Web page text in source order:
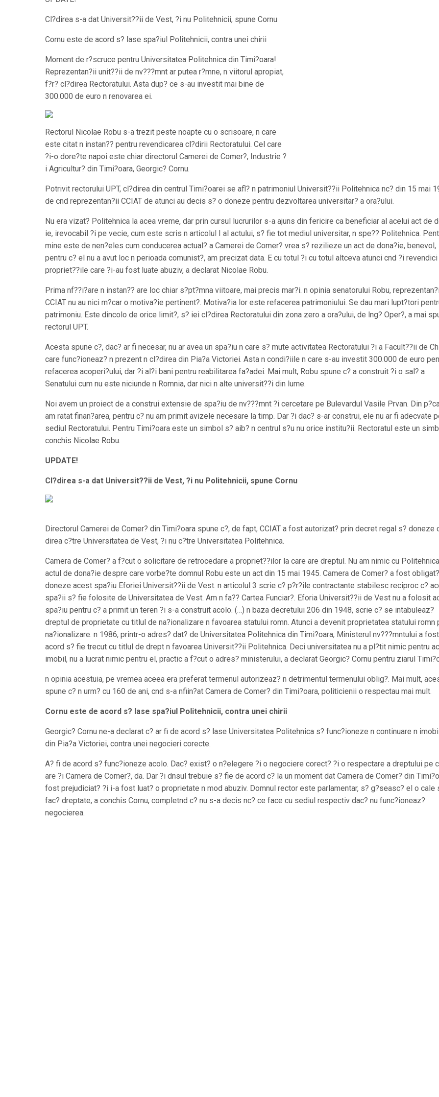
Cl?direa s-a dat Universit??ii de Vest, ?i nu Politehnicii, spune Cornu
Cornu este de acord s? lase spa?iul Politehnicii, contra unei chirii
Moment de r?scruce pentru Universitatea Politehnica din Timi?oara!
Reprezentan?ii unit??ii de nv???mnt ar putea r?mne, n viitorul apropiat,
f?r? cl?direa Rectoratului. Asta dup? ce s-au investit mai bine de
300.000 de euro n renovarea ei.
Rectorul Nicolae Robu s-a trezit peste noapte cu o scrisoare, n care
este citat n instan?? pentru revendicarea cl?dirii Rectoratului. Cel care
?i-o dore?te napoi este chiar directorul Camerei de Comer?, Industrie ?
i Agricultur? din Timi?oara, Georgic? Cornu.
Potrivit rectorului UPT, cl?direa din centrul Timi?oarei se afl? n patrimoniul Universit??ii Politehnica nc? din 15 mai
de cnd reprezentan?ii CCIAT de atunci au decis s? o doneze pentru dezvoltarea universitar? a ora?ului.
Nu era vizat? Politehnica la acea vreme, dar prin cursul lucrurilor s-a ajuns din fericire ca beneficiar al acelui act de
ie, irevocabil ?i pe vecie, cum este scris n articolul I al actului, s? fie tot mediul universitar, n spe?? Politehnica.
mine este de nen?eles cum conducerea actual? a Camerei de Comer? vrea s? rezilieze un act de dona?ie, benevol,
pentru c? el nu a avut loc n perioada comunist?, am precizat data. E cu totul ?i cu totul altceva atunci cnd ?i revendici
propriet??ile care ?i-au fost luate abuziv, a declarat Nicolae Robu.
Prima nf??i?are n instan?? are loc chiar s?pt?mna viitoare, mai precis mar?i. n opinia senatorului Robu,
CCIAT nu au nici m?car o motiva?ie pertinent?. Motiva?ia lor este refacerea patrimoniului. Se dau mari lupt?tori
patrimoniu. Este dincolo de orice limit?, s? iei cl?direa Rectoratului din zona zero a ora?ului, de lng? Oper?, a mai
rectorul UPT.
Acesta spune c?, dac? ar fi necesar, nu ar avea un spa?iu n care s? mute activitatea Rectoratului ?i a Facult??ii de
care func?ioneaz? n prezent n cl?direa din Pia?a Victoriei. Asta n condi?iile n care s-au investit 300.000 de euro
refacerea acoperi?ului, dar ?i al?i bani pentru reabilitarea fa?adei. Mai mult, Robu spune c? a construit ?i o sal? a
Senatului cum nu este niciunde n Romnia, dar nici n alte universit??i din lume.
Noi avem un proiect de a construi extensie de spa?iu de nv???mnt ?i cercetare pe Bulevardul Vasile Prvan. Din
am ratat finan?area, pentru c? nu am primit avizele necesare la timp. Dar ?i dac? s-ar construi, ele nu ar fi adecvate
sediul Rectoratului. Pentru Timi?oara este un simbol s? aib? n centrul s?u nu orice institu?ii. Rectoratul este un
conchis Nicolae Robu.
UPDATE!
Cl?direa s-a dat Universit??ii de Vest, ?i nu Politehnicii, spune Cornu
Directorul Camerei de Comer? din Timi?oara spune c?, de fapt, CCIAT a fost autorizat? prin decret regal s? doneze
direa c?tre Universitatea de Vest, ?i nu c?tre Universitatea Politehnica.
Camera de Comer? a f?cut o solicitare de retrocedare a propriet??ilor la care are dreptul. Nu am nimic cu
actul de dona?ie despre care vorbe?te domnul Robu este un act din 15 mai 1945. Camera de Comer? a fost
doneze acest spa?iu Eforiei Universit??ii de Vest. n articolul 3 scrie c? p?r?ile contractante stabilesc reciproc c?
spa?ii s? fie folosite de Universitatea de Vest. Am n fa?? Cartea Funciar?. Eforia Universit??ii de Vest nu a folosit
spa?iu pentru c? a primit un teren ?i s-a construit acolo. (…) n baza decretului 206 din 1948, scrie c? se intabuleaz?
dreptul de proprietate cu titlul de na?ionalizare n favoarea statului romn. Atunci a devenit proprietatea statului romn
na?ionalizare. n 1986, printr-o adres? dat? de Universitatea Politehnica din Timi?oara, Ministerul nv???mntului a
acord s? fie trecut cu titlul de drept n favoarea Universit??ii Politehnica. Deci universitatea nu a pl?tit nimic pentru
imobil, nu a lucrat nimic pentru el, practic a f?cut o adres? ministerului, a declarat Georgic? Cornu pentru ziarul
n opinia acestuia, pe vremea aceea era preferat termenul autorizeaz? n detrimentul termenului oblig?. Mai mult,
spune c? n urm? cu 160 de ani, cnd s-a nfiin?at Camera de Comer? din Timi?oara, politicienii o respectau mai mult.
Cornu este de acord s? lase spa?iul Politehnicii, contra unei chirii
Georgic? Cornu ne-a declarat c? ar fi de acord s? lase Universitatea Politehnica s? func?ioneze n continuare n
din Pia?a Victoriei, contra unei negocieri corecte.
A? fi de acord s? func?ioneze acolo. Dac? exist? o n?elegere ?i o negociere corect? ?i o respectare a dreptului pe
are ?i Camera de Comer?, da. Dar ?i dnsul trebuie s? fie de acord c? la un moment dat Camera de Comer? din
fost prejudiciat? ?i i-a fost luat? o proprietate n mod abuziv. Domnul rector este parlamentar, s? g?seasc? el o cale
fac? dreptate, a conchis Cornu, completnd c? nu s-a decis nc? ce face cu sediul respectiv dac? nu func?ioneaz?
negocierea.